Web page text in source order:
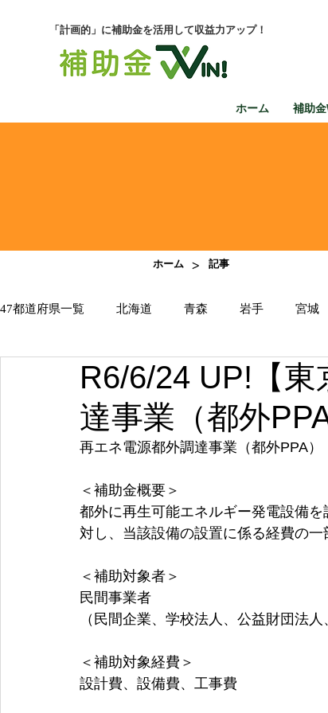
「計画的」に補助金を活用して収益力アップ！
ホーム 補助
ホーム > 記事
47都道府県一覧 北海道 青森 岩手 宮城
千葉 東京 神奈川 新潟
三重 滋賀 京都 大阪
R6/6/24 UP!【
達事業（都外PPA
再エネ電源都外調達事業（都外PPA）
＜補助金概要＞
都外に再生可能エネルギー発電設備
対し、当該設備の設置に係る経費の一
＜補助対象者＞
民間事業者
（民間企業、学校法人、公益財団法
＜補助対象経費＞
設計費、設備費、工事費